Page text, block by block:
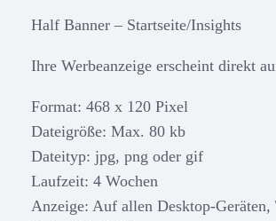
Half Banner – Startseite/Insights
Ihre Werbeanzeige erscheint direkt
Format: 468 x 120 Pixel
Dateigröße: Max. 80 kb
Dateityp: jpg, png oder gif
Laufzeit: 4 Wochen
Anzeige: Auf allen Desktop-Geräten,